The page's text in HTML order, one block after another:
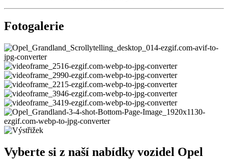
Fotogalerie
Vyberte si z naší nabídky vozidel Opel